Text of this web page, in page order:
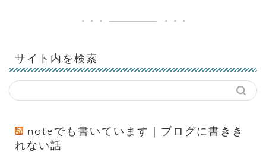
サイト内を検索
noteでも書いています｜ブログに書きき
れない話